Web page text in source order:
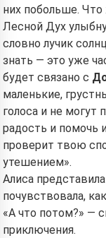
них побольше.
Лесной Дух
словно лучик
знать — это уже
будет связано с
маленькие,
голоса и не могут
радость и помочь
проверит твою
утешением».
Алиса
почувствовала,
«А что потом?» —
приключения.